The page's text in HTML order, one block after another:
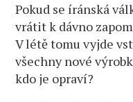
Pokud se íránská
vrátit k dávno
V létě tomu vyjde
všechny nové
kdo je opraví?